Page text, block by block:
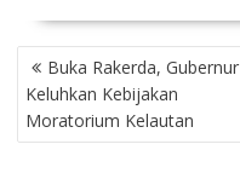
P
O
S
T
Buka Rakerda, Gubernur
Keluhkan Kebijakan
Moratorium Kelautan